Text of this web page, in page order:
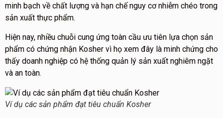
minh bạch về chất lượng và hạn chế nguy cơ nhiễm chéo trong
sản xuất thực phẩm.
Hiện nay, nhiều chuỗi cung ứng toàn cầu ưu tiên lựa chọn sản
phẩm có chứng nhận Kosher vì họ xem đây là minh chứng cho
thấy doanh nghiệp có hệ thống quản lý sản xuất nghiêm ngặt
và an toàn.
Ví dụ các sản phẩm đạt tiêu chuẩn Kosher